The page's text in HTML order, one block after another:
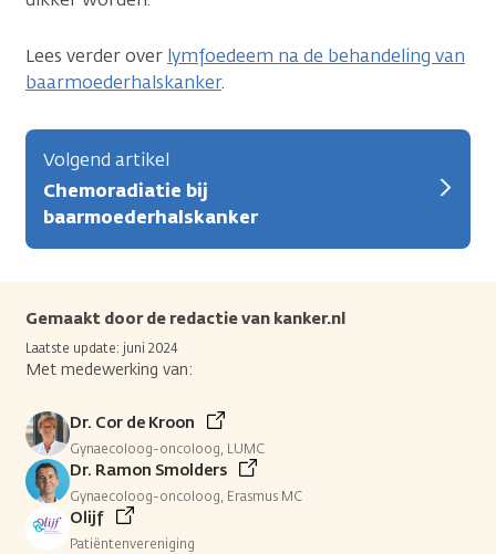
Lees verder over lymfoedeem na de behandeling van
baarmoederhalskanker.
Volgend artikel
Chemoradiatie bij
baarmoederhalskanker
Gemaakt door de redactie van kanker.nl
Laatste update: juni 2024
Met medewerking van:
Dr. Cor de Kroon
Gynaecoloog-oncoloog, LUMC
Dr. Ramon Smolders
Gynaecoloog-oncoloog, Erasmus MC
Olijf
Patiëntenvereniging